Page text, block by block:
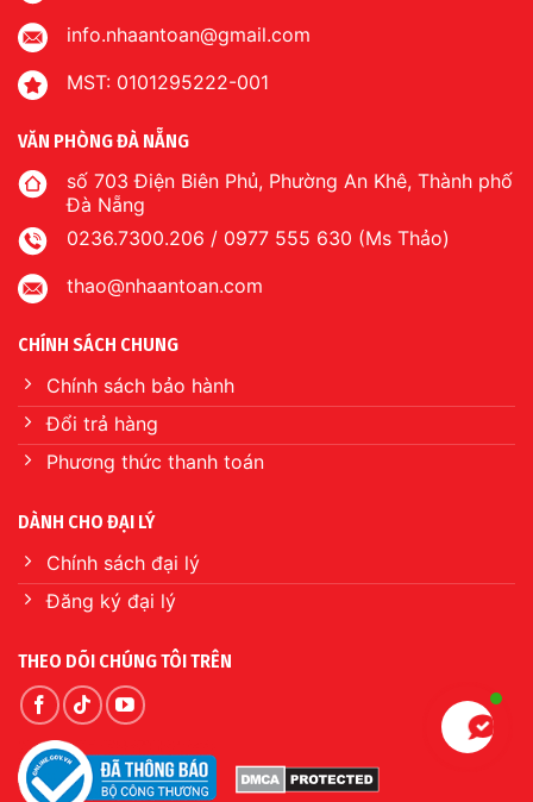
info.nhaantoan@gmail.com
MST: 0101295222-001
VĂN PHÒNG ĐÀ NẴNG
số 703 Điện Biên Phủ, Phường An Khê, Thành phố
Đà Nẵng
0236.7300.206 / 0977 555 630 (Ms Thảo)
thao@nhaantoan.com
CHÍNH SÁCH CHUNG
Chính sách bảo hành
Đổi trả hàng
Phương thức thanh toán
DÀNH CHO ĐẠI LÝ
Chính sách đại lý
Đăng ký đại lý
THEO DÕI CHÚNG TÔI TRÊN